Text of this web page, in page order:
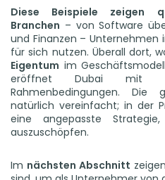
Diese Beispiele zeigen
Branchen – von Software
und Finanzen – Unternehmen
für sich nutzen. Überall dort,
Eigentum im
eröffnet Dubai mit
Rahmenbedingungen. Die
natürlich vereinfacht; in der
eine angepasste
auszuschöpfen.
Im nächsten Abschnitt